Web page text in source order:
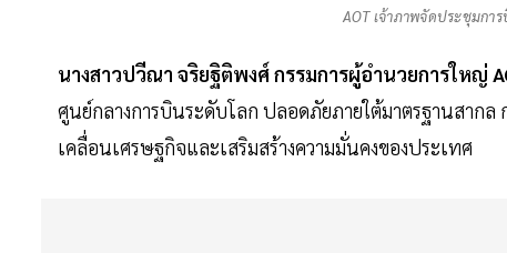
AOT เจ้าภาพจัดประชุมการ
นางสาวปวีณา จริยฐิติพงศ์กรรมการผู้อำนวยการใหญ่
ศูนย์กลางการบินระดับโลก ปลอดภัยภายใต้มาตรฐานสาก
เคลื่อนเศรษฐกิจและเสริมสร้างความมั่นคงของประเทศ